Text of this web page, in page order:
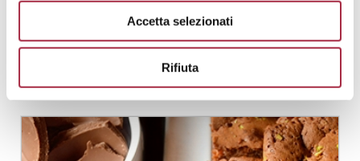
Accetta selezionati
Rifiuta
RIPIENI DI BISCOTTO E PROFUMATI
ALL’ACETO BALSAMICO DI MODENA IGP
RICETTE DI IMMA